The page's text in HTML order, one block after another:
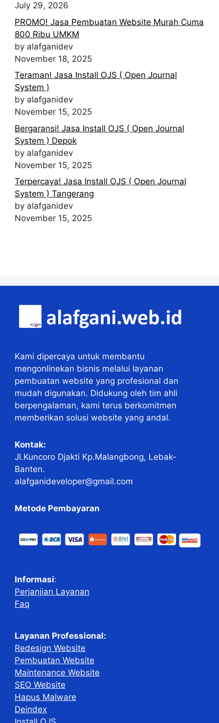
July 29, 2026
PROMO! Jasa Pembuatan Website Murah Cuma
800 Ribu UMKM
by alafganidev
November 18, 2025
Teraman! Jasa Install OJS ( Open Journal
System )
by alafganidev
November 15, 2025
Bergaransi! Jasa Install OJS ( Open Journal
System ) Depok
by alafganidev
November 15, 2025
Terpercaya! Jasa Install OJS ( Open Journal
System ) Tangerang
by alafganidev
November 15, 2025
Kami dipercaya untuk membantu
mengonlinekan bisnis melalui layanan
pembuatan website yang profesional dan
mudah digunakan. Didukung oleh tim ahli
berpengalaman, kami terus berkomitmen
memberikan solusi website yang andal.
Kontak:
Jl.Kuncoro Djakti Kp.Malangbong, Lebak-
Banten.
alafganideveloper@gmail.com
Metode Pembayaran
Informasi:
Perjanjian Layanan
Faq
Layanan Professional:
Redesign Website
Pembuatan Website
Maintenance Website
SEO Website
Hapus Malware
Deindex